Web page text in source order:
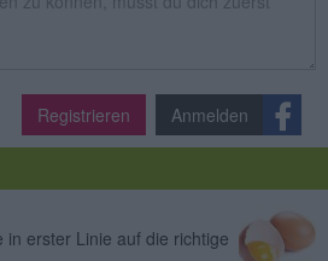
Registrieren Anmelden
in erster Linie auf die richtige